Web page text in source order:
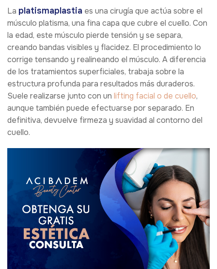
La platismaplastia es una cirugía que actúa sobre el
músculo platisma, una fina capa que cubre el cuello. Con
la edad, este músculo pierde tensión y se separa,
creando bandas visibles y flacidez. El procedimiento lo
corrige tensando y realineando el músculo. A diferencia
de los tratamientos superficiales, trabaja sobre la
estructura profunda para resultados más duraderos.
Suele realizarse junto con un lifting facial o de cuello,
aunque también puede efectuarse por separado. En
definitiva, devuelve firmeza y suavidad al contorno del
cuello.